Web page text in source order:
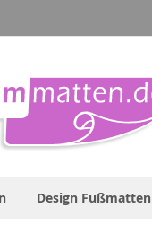
Design Fußmatten